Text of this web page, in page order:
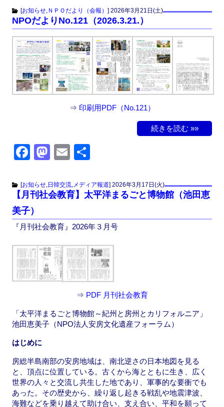
c
e
b
o
o
k
st
o
d
o
n
ail
[お知らせ,ＮＰＯだより（会報） ] 2026年3月21日(土)
NPOだよりNo.121（2026.3.21.）
⇒ 印刷用PDF（No.121）
続きを読む »»
F
c
e
b
o
o
k
M
st
o
d
o
n
E
ail
[お知らせ,日韓交流,メディア報道] 2026年3月17日(火)
【月刊社会教育】太平洋まるごと博物館（池田恵
美子）
『月刊社会教育』2026年３月号
⇒ PDF 月刊社会教育
「太平洋まるごと博物館～紀州と房州とカリフォルニア」
池田恵美子（NPO法人安房文化遺産フォーラム）
はじめに
房総半島南部の安房地域は、南北逆さの日本地図を見る
と、頂点に位置している。古くから海とともに生き、広く
世界の人々と交流し共生した地であり、軍事的な要衝でも
あった。その歴史から、繰り返し起きる戦乱や地震津波、
海難などを乗り越えて助け合い、支え合い、平和を願って